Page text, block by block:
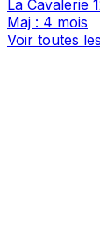
La Cavalerie
Maj : 4 mois
Voir toutes